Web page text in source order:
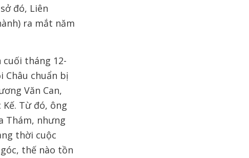
đó, Liên
ra mắt năm
tháng 12-
Châu chuẩn bị
Văn Can,
Từ đó, ông
Thám, nhưng
thời cuộc
thế nào tồn